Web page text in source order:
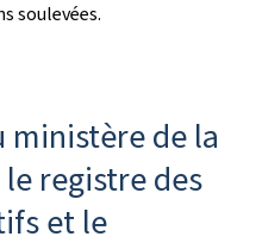
soulevées.
de la
registre des
et le